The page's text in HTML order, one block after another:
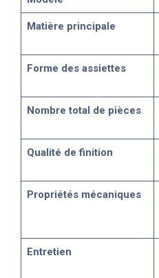
Matière principale
Forme des assiettes
Nombre total de pièces
Qualité de finition
Propriétés mécaniques
Entretien